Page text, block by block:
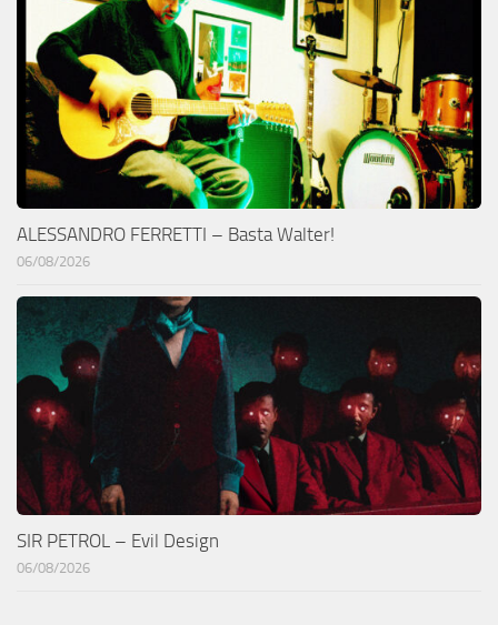
ALESSANDRO FERRETTI – Basta Walter!
06/08/2026
SIR PETROL – Evil Design
06/08/2026